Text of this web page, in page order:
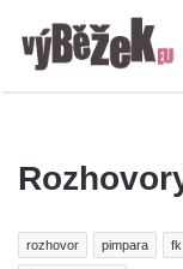
rozhovor pimpara